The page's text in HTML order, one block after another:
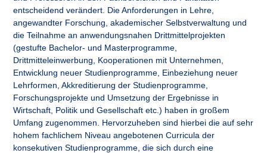
entscheidend verändert. Die Anforderungen in Lehre,
angewandter Forschung, akademischer Selbstverwaltung und
die Teilnahme an anwendungsnahen Drittmittelprojekten
(gestufte Bachelor- und Masterprogramme,
Drittmitteleinwerbung, Kooperationen mit Unternehmen,
Entwicklung neuer Studienprogramme, Einbeziehung neuer
Lehrformen, Akkreditierung der Studienprogramme,
Forschungsprojekte und Umsetzung der Ergebnisse in
Wirtschaft, Politik und Gesellschaft etc.) haben in großem
Umfang zugenommen. Hervorzuheben sind hierbei die auf sehr
hohem fachlichem Niveau angebotenen Curricula der
konsekutiven Studienprogramme, die sich durch eine